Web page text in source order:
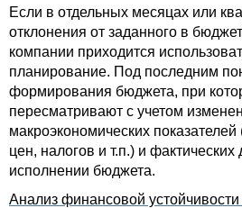
Если в отдельных месяцах или
отклонения от заданного в
компании приходится
планирование. Под последним
формирования бюджета, при
пересматривают с учетом
макроэкономических
цен, налогов и т.п.) и
исполнении бюджета.
Анализ финансовой